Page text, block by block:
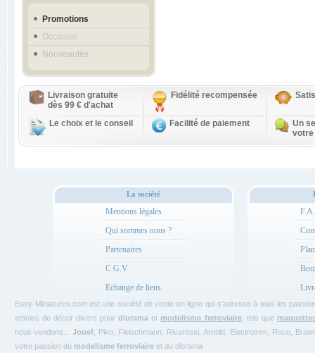
Promotions
Occasion
Nouveautés
Livraison gratuite
dès 99 € d'achat
Fidélité recompensée
Le choix et le conseil Facilité de paiement
Un
votre
La société
Mentions légales
Qui sommes nous ?
Partenaires
C.G.V
Echange de liens
Easy-Miniatures.com est une société de vente en ligne qui s'adresse à tous les
articles de décor divers pourdiorama et modelisme ferroviaire, tels que
nous vendons...Jouef , Piko, Fleischmann, Rivarossi, Arnold, Electrotren, Roco,
votre passion du modelisme ferroviaireet du diorama